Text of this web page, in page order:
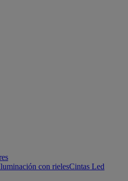
con rielesCintas Led